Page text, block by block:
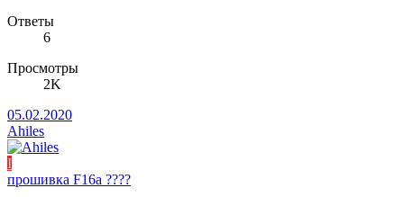
Ответы
6
Просмотры
2K
05.02.2020
Ahiles
I
прошивка F16a ????